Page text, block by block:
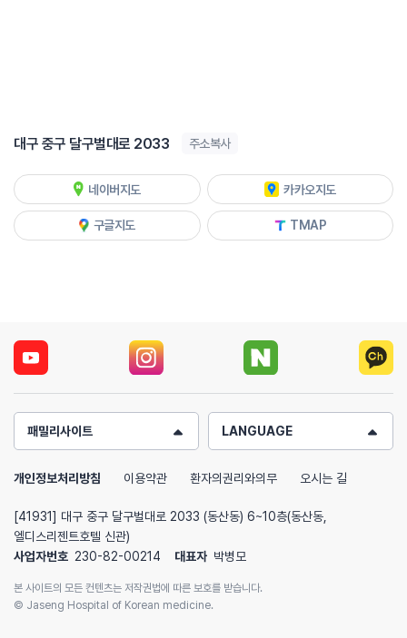
대구 중구 달구벌대로 2033 주소복사
네이버지도 카카오지도
구글지도 TMAP
패밀리사이트 LANGUAGE
개인정보처리방침 이용약관 환자의권리와의무 오시는 길
[41931] 대구 중구 달구벌대로 2033 (동산동) 6~10층(동산동,
엘디스리젠트호텔 신관)
사업자번호 230-82-00214 대표자 박병모
본 사이트의 모든 컨텐츠는 저작권법에 따른 보호를 받습니다.
© Jaseng Hospital of Korean medicine.